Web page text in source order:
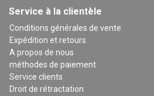
Service à la clientèle
Conditions générales de vente
Expédition et retours
A propos de nous
méthodes de paiement
Service clients
Droit de rétractation